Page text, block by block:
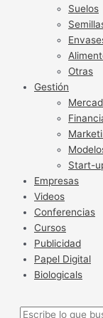
Suelos
Otras
Gestión
Start-
Empresas
Videos
Conferencias
Cursos
Publicidad
Papel Digital
Biologicals